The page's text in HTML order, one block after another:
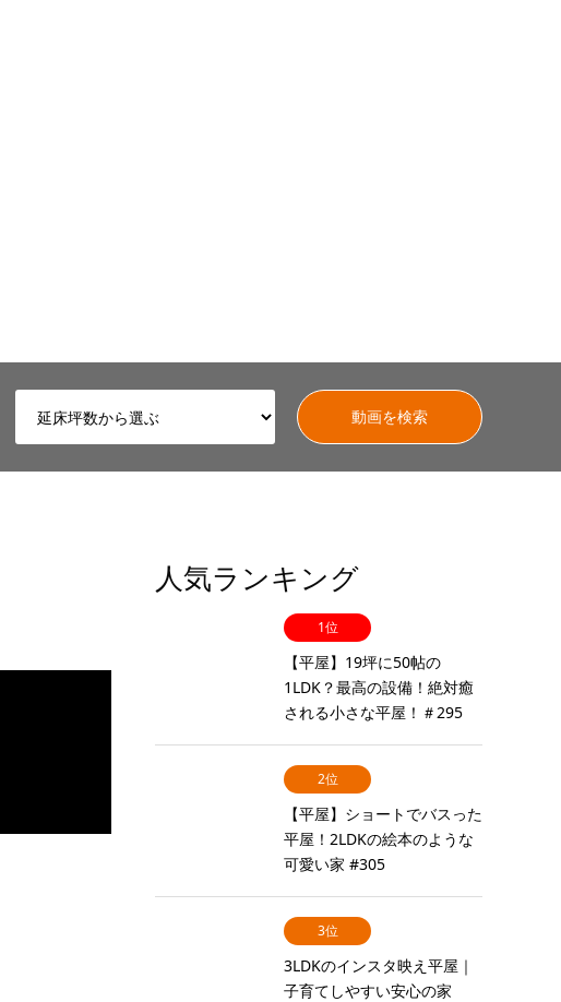
人気ランキング
1位
【平屋】19坪に50帖の
1LDK？最高の設備！絶対癒
される小さな平屋！＃295
2位
【平屋】ショートでバスった
平屋！2LDKの絵本のような
可愛い家 #305
3位
3LDKのインスタ映え平屋｜
子育てしやすい安心の家